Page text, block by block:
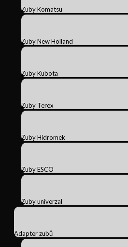
Zuby Komatsu
Zuby New Holland
Zuby Kubota
Zuby Terex
Zuby Hidromek
Zuby ESCO
Zuby univerzal
Adapter zubů